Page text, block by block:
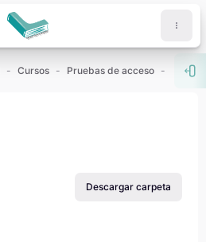
Cursos Pruebas de acceso PAU -
Descargar carpeta